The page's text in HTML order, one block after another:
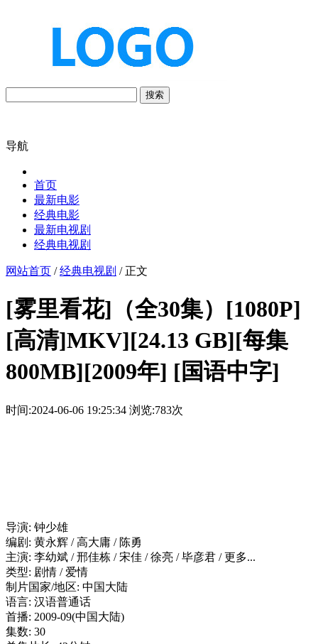
搜索
导航
首页
最新电影
经典电影
最新电视剧
经典电视剧
网站首页 /经典电视剧 / 正文
[雾里看花]（全30集）[1080P]
[高清]MKV][24.13 GB][每集
800MB][2009年] [国语中字]
时间:2024-06-06 19:25:34 浏览:783次
导演: 钟少雄
编剧: 黄永辉 / 高大庸 / 陈勇
主演: 李幼斌 / 邢佳栋 / 宋佳 / 徐亮 / 毕彦君 / 更多...
类型: 剧情 / 爱情
制片国家/地区: 中国大陆
语言: 汉语普通话
首播: 2009-09(中国大陆)
集数: 30